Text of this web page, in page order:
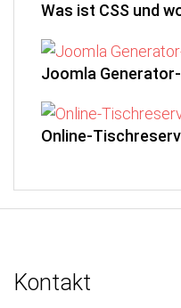
Was ist CSS und
Joomla
Online-
Kontakt